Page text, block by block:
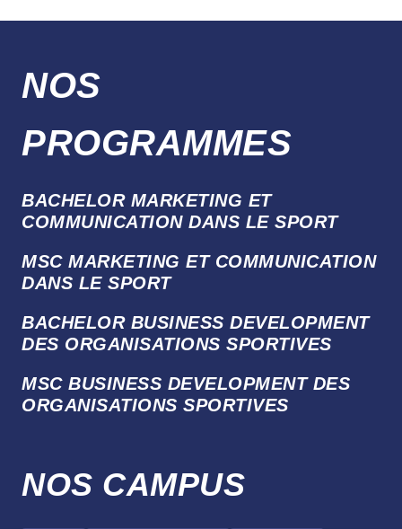
NOS
PROGRAMMES
BACHELOR MARKETING ET
COMMUNICATION DANS LE SPORT
MSC MARKETING ET COMMUNICATION
DANS LE SPORT
BACHELOR BUSINESS DEVELOPMENT
DES ORGANISATIONS SPORTIVES
MSC BUSINESS DEVELOPMENT DES
ORGANISATIONS SPORTIVES
NOS CAMPUS